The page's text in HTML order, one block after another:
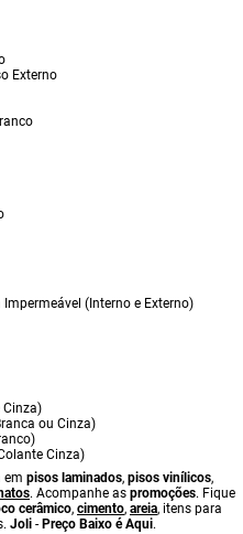
Externo
(Interno e Externo)
Cinza)
ou Cinza)
Cinza)
em pisos laminados, pisos vinílicos,
. Acompanhe as promoções. Fique
cerâmico, cimento, areia, itens para
Joli - Preço Baixo é Aqui.